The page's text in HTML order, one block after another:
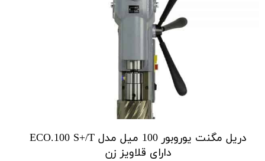
دریل مگنت یوروبور 100 میل مدل ECO.100 S+/T
دارای قلاویز زن